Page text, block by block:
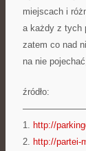
miejscach i
a każdy z tych
zatem co nad
na nie
źródło:
1. http://
2. http://partei-